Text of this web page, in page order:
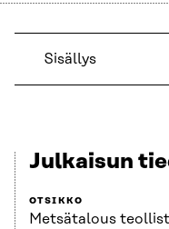
Sisällys
Julkaisun
OTSIKKO
Metsätalous